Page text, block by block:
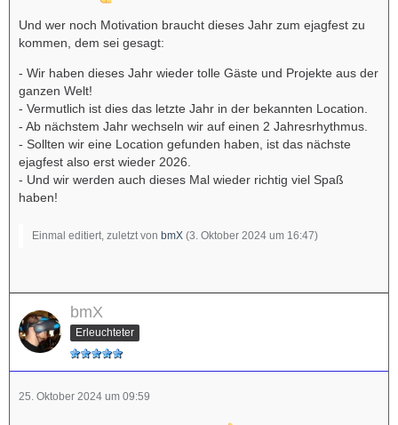
Und wer noch Motivation braucht dieses Jahr zum ejagfest zu
kommen, dem sei gesagt:
- Wir haben dieses Jahr wieder tolle Gäste und Projekte aus der
ganzen Welt!
- Vermutlich ist dies das letzte Jahr in der bekannten Location.
- Ab nächstem Jahr wechseln wir auf einen 2 Jahresrhythmus.
- Sollten wir eine Location gefunden haben, ist das nächste
ejagfest also erst wieder 2026.
- Und wir werden auch dieses Mal wieder richtig viel Spaß
haben!
Einmal editiert, zuletzt von bmX (3. Oktober 2024 um 16:47)
bmX
Erleuchteter
25. Oktober 2024 um 09:59